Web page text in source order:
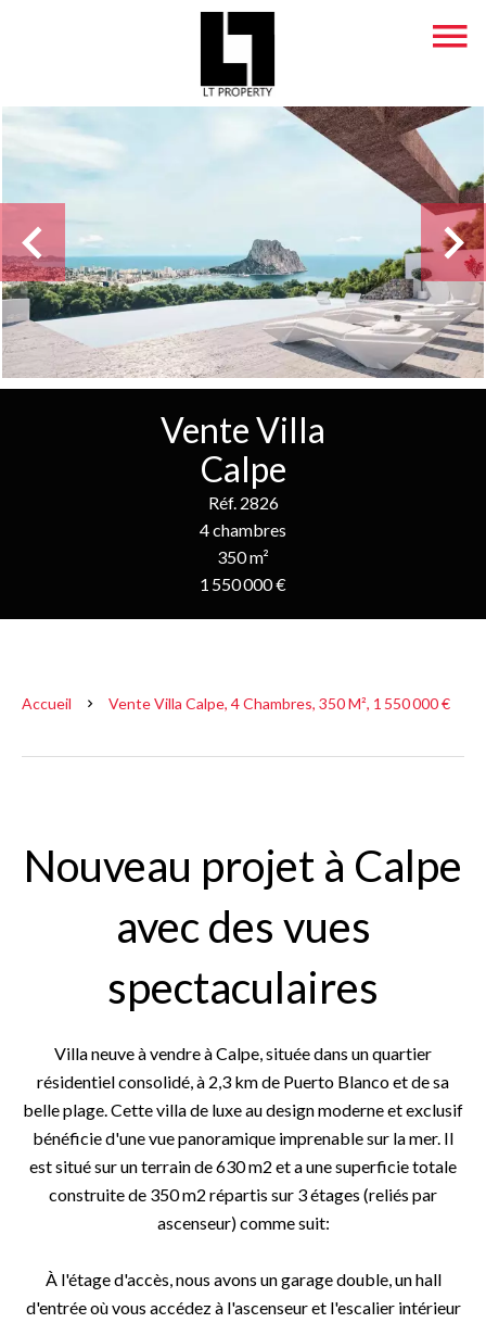
Vente Villa
Calpe
Réf. 2826
4 chambres
350 m²
1 550 000 €
Accueil Vente Villa Calpe, 4 Chambres, 350 M², 1 550 000 €
Nouveau projet à Calpe
avec des vues
spectaculaires
Villa neuve à vendre à Calpe, située dans un quartier
résidentiel consolidé, à 2,3 km de Puerto Blanco et de sa
belle plage. Cette villa de luxe au design moderne et exclusif
bénéficie d'une vue panoramique imprenable sur la mer. Il
est situé sur un terrain de 630 m2 et a une superficie totale
construite de 350 m2 répartis sur 3 étages (reliés par
ascenseur) comme suit:
À l'étage d'accès, nous avons un garage double, un hall
d'entrée où vous accédez à l'ascenseur et l'escalier intérieur